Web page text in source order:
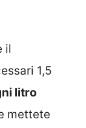
il
1,5
litro
mettete